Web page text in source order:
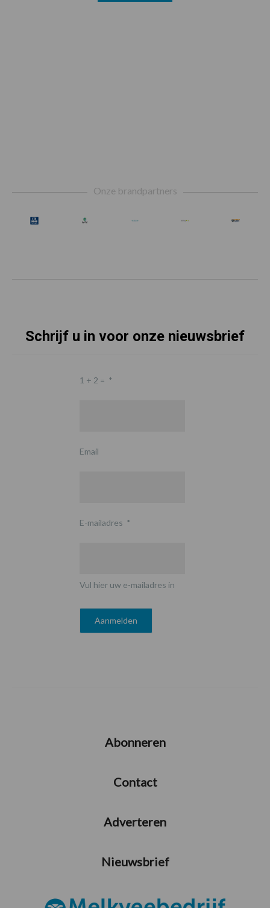
Onze brandpartners
Schrijf u in voor onze nieuwsbrief
1 + 2 = *
Email
E-mailadres *
Vul hier uw e-mailadres in
Abonneren
Contact
Adverteren
Nieuwsbrief